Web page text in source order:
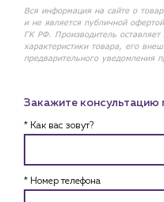
Вся информация на сайте о
и не является публичной
ГК РФ. Производитель оставляет
характеристики товара, его
предварительного уведомления
Закажите консультацию
* Как вас зовут?
* Номер телефона